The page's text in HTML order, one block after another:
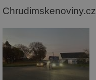
Chrudimskenoviny.cz